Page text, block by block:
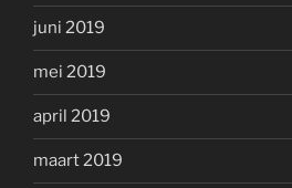
juni 2019
mei 2019
april 2019
maart 2019